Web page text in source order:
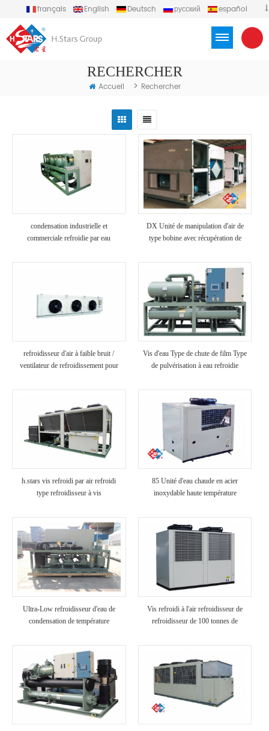
français English Deutsch русский
español
RECHERCHER
Accueil > Rechercher
condensation industrielle et
commerciale refroidie par eau
DX Unité de manipulation d'air de
type bobine avec récupération de
refroidisseur d'air à faible bruit /
ventilateur de refroidissement pour
des aliments dans une chambre froide
Vis d'eau Type de chute de film Type
de pulvérisation à eau refroidie
h.stars vis refroidi par air refroidi
type refroidisseur à vis
85 Unité d'eau chaude en acier
inoxydable haute température
Ultra-Low refroidisseur d'eau de
condensation de température
Vis refroidi à l'air refroidisseur de
refroidisseur de 100 tonnes de
l'air (avec chaleur récupération)